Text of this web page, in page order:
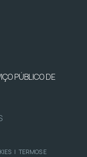
PÚBLICO DE
| TERMOS E